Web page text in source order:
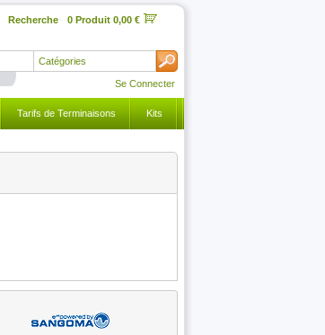
Recherche 0 Produit 0,00 €
Catégories
Se Connecter
Tarifs de Terminaisons Kits